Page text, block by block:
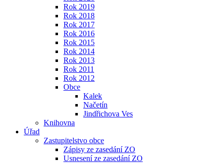
Rok 2019
Rok 2018
Rok 2017
Rok 2016
Rok 2015
Rok 2014
Rok 2013
Rok 2011
Rok 2012
Obce
Kalek
Načetín
Jindřichova Ves
Knihovna
Úřad
Zastupitelstvo obce
Zápisy ze zasedání ZO
Usnesení ze zasedání ZO